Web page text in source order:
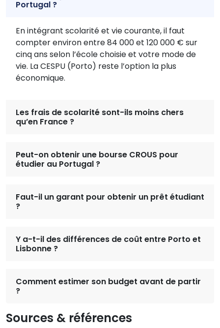
Portugal ?
En intégrant scolarité et vie courante, il faut
compter environ entre 84 000 et 120 000 € sur
cinq ans selon l’école choisie et votre mode de
vie. La CESPU (Porto) reste l’option la plus
économique.
Les frais de scolarité sont-ils moins chers
qu’en France ?
Peut-on obtenir une bourse CROUS pour
étudier au Portugal ?
Faut-il un garant pour obtenir un prêt étudiant
?
Y a-t-il des différences de coût entre Porto et
Lisbonne ?
Comment estimer son budget avant de partir
?
Sources & références